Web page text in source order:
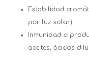
Estabilidad
por luz solar).
Inmunidad a
aceites, ácidos